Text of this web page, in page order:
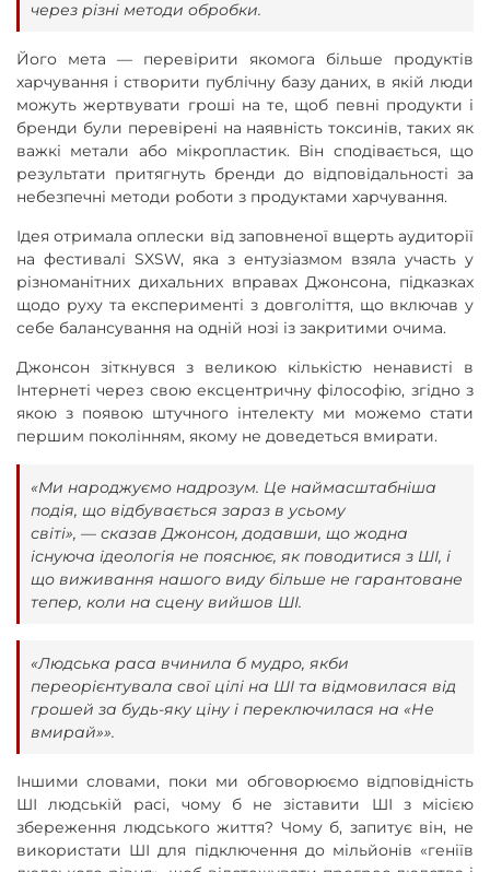
через різні методи обробки.
Його мета — перевірити якомога більше продуктів
харчування і створити публічну базу даних, в якій люди
можуть жертвувати гроші на те, щоб певні продукти і
бренди були перевірені на наявність токсинів, таких як
важкі метали або мікропластик. Він сподівається, що
результати притягнуть бренди до відповідальності за
небезпечні методи роботи з продуктами харчування.
Ідея отримала оплески від заповненої вщерть аудиторії
на фестивалі SXSW, яка з ентузіазмом взяла участь у
різноманітних дихальних вправах Джонсона, підказках
щодо руху та експерименті з довголіття, що включав у
себе балансування на одній нозі із закритими очима.
Джонсон зіткнувся з великою кількістю ненависті в
Інтернеті через свою ексцентричну філософію, згідно з
якою з появою штучного інтелекту ми можемо стати
першим поколінням, якому не доведеться вмирати.
«Ми народжуємо надрозум. Це наймасштабніша
подія, що відбувається зараз в усьому
світі», — сказав Джонсон, додавши, що жодна
існуюча ідеологія не пояснює, як поводитися з ШІ, і
що виживання нашого виду більше не гарантоване
тепер, коли на сцену вийшов ШІ.
«Людська раса вчинила б мудро, якби
переорієнтувала свої цілі на ШІ та відмовилася від
грошей за будь-яку ціну і переключилася на «Не
вмирай»».
Іншими словами, поки ми обговорюємо відповідність
ШІ людській расі, чому б не зіставити ШІ з місією
збереження людського життя? Чому б, запитує він, не
використати ШІ для підключення до мільйонів «геніїв